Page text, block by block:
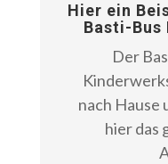
Hier ein
Basti-
Der
nach Hause
hier das